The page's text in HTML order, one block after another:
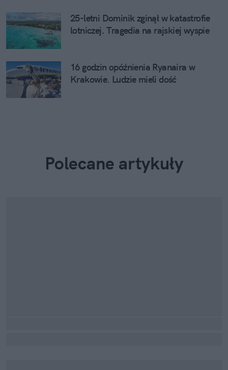
25-letni Dominik zginął w katastrofie
lotniczej. Tragedia na rajskiej wyspie
16 godzin opóźnienia Ryanaira w
Krakowie. Ludzie mieli dość
Polecane artykuły